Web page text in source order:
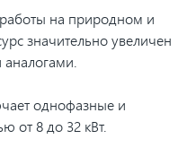
на природном и
значительно увеличен
однофазные и
от 8 до 32 кВт.